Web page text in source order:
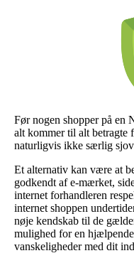
Før nogen shopper på en
alt kommer til alt betragte
naturligvis ikke særlig
Et alternativ kan være at
godkendt af e-mærket,
internet forhandleren
internet shoppen
nøje kendskab til de
mulighed for en
vanskeligheder med dit